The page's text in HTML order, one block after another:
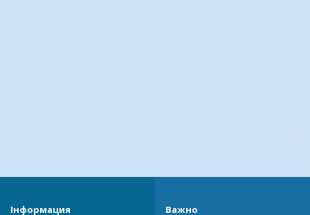
Інформация Важно